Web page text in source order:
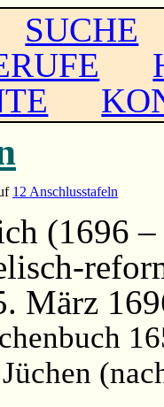
SUCHE
12 Anschlusstafeln
(1696
März